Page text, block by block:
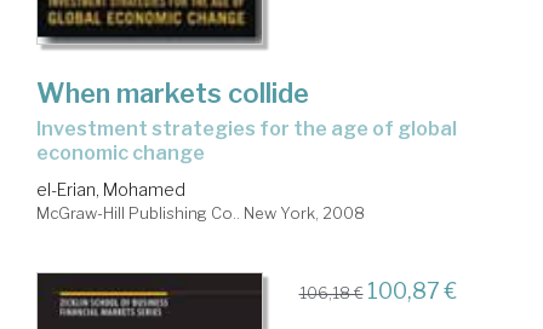
When markets collide
economic change
el-Erian, Mohamed
McGraw-Hill Publishing Co.. New York, 2008
106,18 € 100,87 €